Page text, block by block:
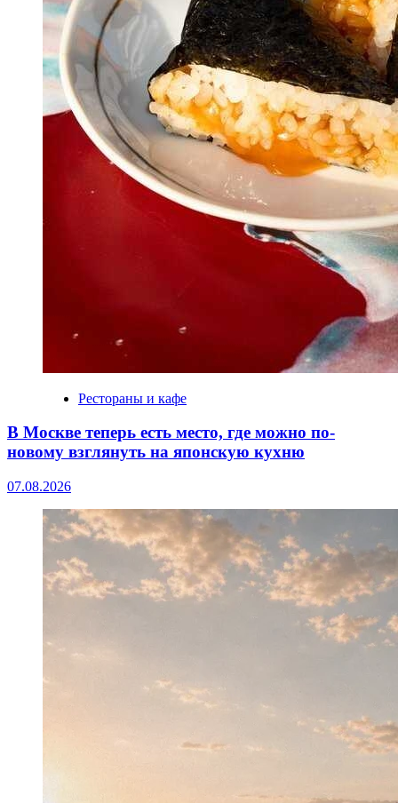
Рестораны и кафе
В Москве теперь есть место, где можно по-
новому взглянуть на японскую кухню
07.08.2026